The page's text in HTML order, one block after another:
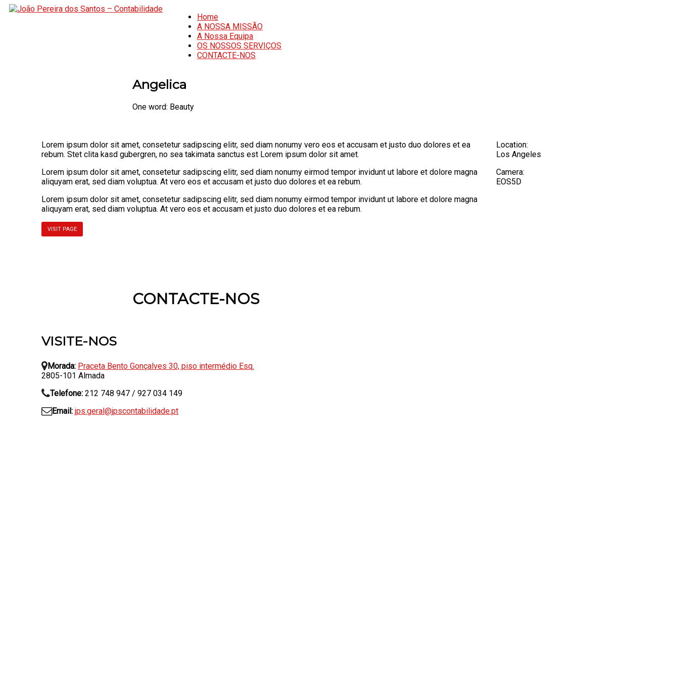
Home
A NOSSA MISSÃO
A Nossa Equipa
OS NOSSOS SERVIÇOS
CONTACTE-NOS
Angelica
One word: Beauty
Lorem ipsum dolor sit amet, consetetur sadipscing elitr, sed diam nonumy vero eos et accusam et justo duo dolores et ea
rebum. Stet clita kasd gubergren, no sea takimata sanctus est Lorem ipsum dolor sit amet.
Lorem ipsum dolor sit amet, consetetur sadipscing elitr, sed diam nonumy eirmod tempor invidunt ut labore et dolore magna
aliquyam erat, sed diam voluptua. At vero eos et accusam et justo duo dolores et ea rebum.
Lorem ipsum dolor sit amet, consetetur sadipscing elitr, sed diam nonumy eirmod tempor invidunt ut labore et dolore magna
aliquyam erat, sed diam voluptua. At vero eos et accusam et justo duo dolores et ea rebum.
VISIT PAGE
Location:
Los Angeles
Camera:
EOS5D
CONTACTE-NOS
VISITE-NOS
Morada: Praceta Bento Gonçalves 30, piso intermédio Esq.
2805-101 Almada
Telefone: 212 748 947 / 927 034 149
Email: jps.geral@jpscontabilidade.pt